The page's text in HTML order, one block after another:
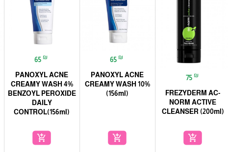
75 ₪
FREZYDERM AC-
NORM ACTIVE
CLEANSER (200ml)
add_shopping_cart
65 ₪
PANOXYL ACNE
CREAMY WASH 10%
(156ml)
add_shopping_cart
65 ₪
PANOXYL ACNE
CREAMY WASH 4%
BENZOYL PEROXIDE
DAILY
CONTROL(156ml)
add_shopping_cart